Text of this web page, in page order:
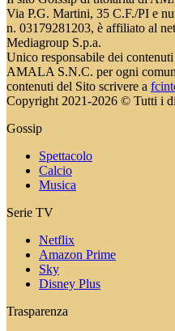
Via P.G. Martini, 35 C.F./PI e
n. 03179281203, è affiliato al
Mediagroup S.p.a.
Unico responsabile dei
AMALA S.N.C. per ogni
contenuti del Sito scrivere a
Copyright 2021-2026 © Tutti i
Gossip
Spettacolo
Calcio
Musica
Serie TV
Netflix
Amazon Prime
Sky
Disney Plus
Trasparenza